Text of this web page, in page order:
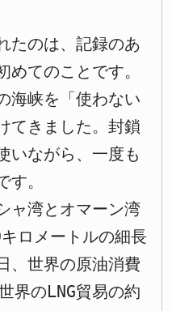
たのは、記録のあ
めてのことです。
海峡を「使わない
てきました。封鎖
いながら、一度も
。
ャ湾とオマーン湾
ロメートルの細長
、世界の原油消費
界のLNG貿易の約